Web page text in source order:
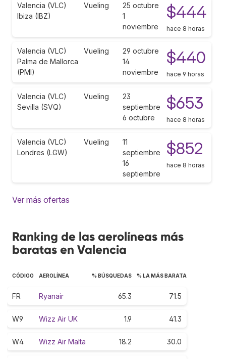
Valencia (VLC)
Ibiza (IBZ)
Vueling
25 octubre
1
noviembre
$444
hace 8 horas
Valencia (VLC)
Palma de Mallorca
(PMI)
Vueling
29 octubre
14
noviembre
$440
hace 9 horas
Valencia (VLC)
Sevilla (SVQ)
Vueling
23
septiembre
6 octubre
$653
hace 8 horas
Valencia (VLC)
Londres (LGW)
Vueling
11
septiembre
16
septiembre
$852
hace 8 horas
Ver más ofertas
Ranking de las aerolíneas más
baratas en Valencia
CÓDIGO AEROLÍNEA % BÚSQUEDAS % LA MÁS BARATA
FR Ryanair 65.3 71.5
W9 Wizz Air UK 1.9 41.3
W4 Wizz Air Malta 18.2 30.0